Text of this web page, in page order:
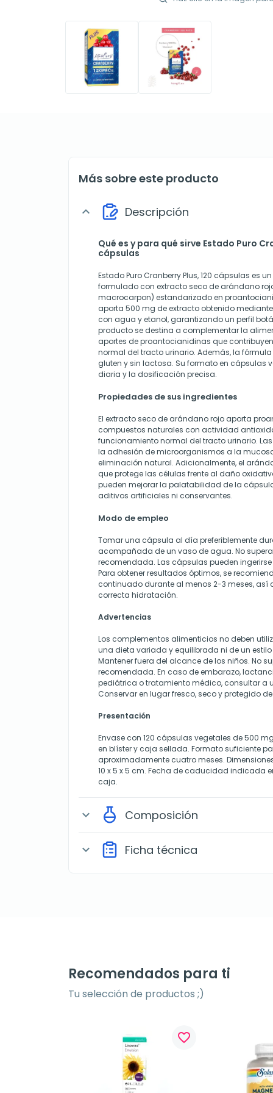
Más sobre este producto
expand_more Descripción
Qué es y para qué sirve Estado Puro
cápsulas
Estado Puro Cranberry Plus, 120 cápsulas es
formulado con extracto seco de arándano
macrocarpon) estandarizado en
aporta 500 mg de extracto obtenido
con agua y etanol, garantizando un perfil
producto se destina a complementar la
aportes de proantocianidinas que
normal del tracto urinario. Además, la
gluten y sin lactosa. Su formato en cápsulas
diaria y la dosificación precisa.
Propiedades de sus ingredientes
El extracto seco de arándano rojo aporta
compuestos naturales con actividad
funcionamiento normal del tracto urinario.
la adhesión de microorganismos a la
eliminación natural. Adicionalmente, el
que protege las células frente al daño
pueden mejorar la palatabilidad de la
aditivos artificiales ni conservantes.
Modo de empleo
Tomar una cápsula al día preferiblemente
acompañada de un vaso de agua. No
recomendada. Las cápsulas pueden
Para obtener resultados óptimos, se
continuado durante al menos 2-3 meses, así
correcta hidratación.
Advertencias
Los complementos alimenticios no deben
una dieta variada y equilibrada ni de un
Mantener fuera del alcance de los niños. No
recomendada. En caso de embarazo,
pediátrica o tratamiento médico, consultar a
Conservar en lugar fresco, seco y protegido
Presentación
Envase con 120 cápsulas vegetales de 500
en blíster y caja sellada. Formato suficiente
aproximadamente cuatro meses.
10 x 5 x 5 cm. Fecha de caducidad indicada
caja.
expand_more Composición
expand_more Ficha técnica
Recomendados para ti
Tu selección de productos ;)
favorite_border